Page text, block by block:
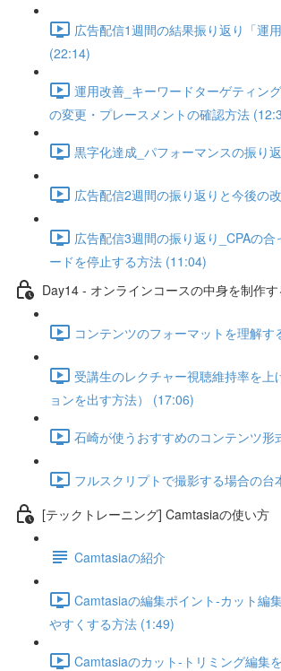
広告配信1週間の結果振り返り「運
(22:14)
運用改善_キーワードターゲティン
の変更・プレースメントの確認方法
黒字化達成_パフォーマンスの振り
広告配信2週間の振り返りと今後の
広告配信3週間の振り返り_CPAの合
ードを停止する方法 (11:04)
Day14 - オンラインコースの中身を制作す
コンテンツのフォーマットを理解す
受講生のレクチャー視聴維持率を上
ョンを出す方法） (17:06)
石崎が使うおすすめのコンテンツ形
フルスクリプトで撮影する場合の台
[テックトレーニング] Camtasiaの使い方
Camtasiaの紹介
Camtasiaの編集ポイント-カット編
やすくする方法 (1:49)
Camtasiaのカット-トリミング編集